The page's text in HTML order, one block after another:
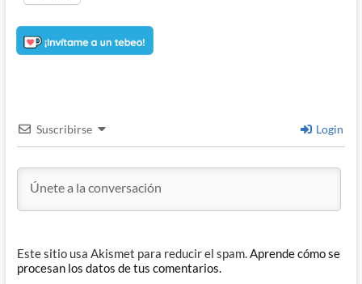
Suscribirse Login
Este sitio usa Akismet para reducir el spam. Aprende cómo se
procesan los datos de tus comentarios.